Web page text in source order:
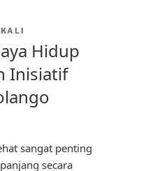
Hidup
Inisiatif
sangat penting
secara